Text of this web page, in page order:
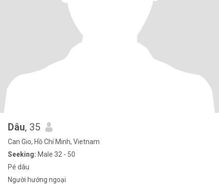
Dâu, 35
Can Gio, Hồ Chí Minh, Vietnam
Seeking: Male 32 - 50
Pé dâu
Người hướng ngoại